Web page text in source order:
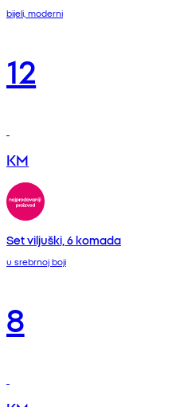
bijeli, moderni
12
KM
Set viljuški, 6 komada
u srebrnoj boji
8